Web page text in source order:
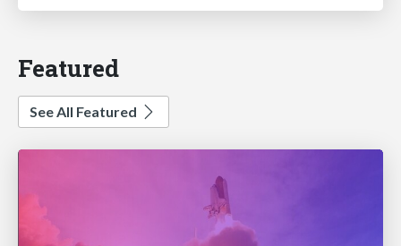
Featured
See All Featured